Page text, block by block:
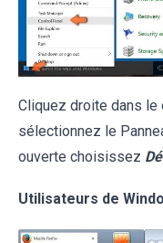
Cliquez droite dans le
sélectionnez le
ouverte choisissez
Utilisateurs de